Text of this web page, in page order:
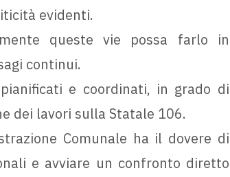
evidenti.
queste vie possa farlo in
continui.
e coordinati, in grado di
dei lavori sulla Statale 106.
Comunale ha il dovere di
e avviare un confronto diretto